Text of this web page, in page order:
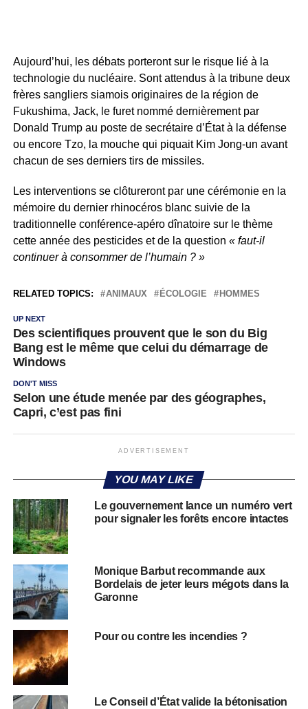
Aujourd’hui, les débats porteront sur le risque lié à la
technologie du nucléaire. Sont attendus à la tribune deux
frères sangliers siamois originaires de la région de
Fukushima, Jack, le furet nommé dernièrement par
Donald Trump au poste de secrétaire d’État à la défense
ou encore Tzo, la mouche qui piquait Kim Jong-un avant
chacun de ses derniers tirs de missiles.
Les interventions se clôtureront par une cérémonie en la
mémoire du dernier rhinocéros blanc suivie de la
traditionnelle conférence-apéro dînatoire sur le thème
cette année des pesticides et de la question « faut-il
continuer à consommer de l’humain ? »
RELATED TOPICS: ANIMAUX ÉCOLOGIE HOMMES
UP NEXT
Des scientifiques prouvent que le son du Big
Bang est le même que celui du démarrage de
Windows
DON'T MISS
Selon une étude menée par des géographes,
Capri, c’est pas fini
ADVERTISEMENT
YOU MAY LIKE
Le gouvernement lance un numéro vert
pour signaler les forêts encore intactes
Monique Barbut recommande aux
Bordelais de jeter leurs mégots dans la
Garonne
Pour ou contre les incendies ?
Le Conseil d’État valide la bétonisation